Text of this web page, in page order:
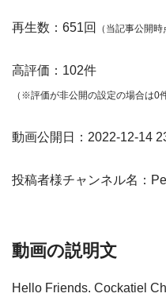
再生数：651回 （当記事公開時
高評価：102件
（※評価が非公開の設定の場合は0
動画公開日：2022-12-14
投稿者様チャンネル名：
動画の説明文
Hello Friends. Cockatiel